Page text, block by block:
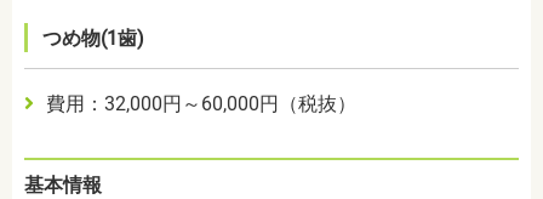
つめ物(1歯)
費用： 32,000円 ～ 60,000円（税抜）
基本情報